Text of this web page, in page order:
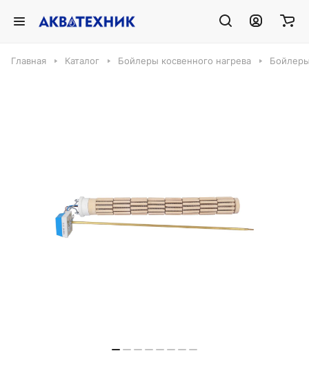
Главная Каталог Бойлеры косвенного нагрева